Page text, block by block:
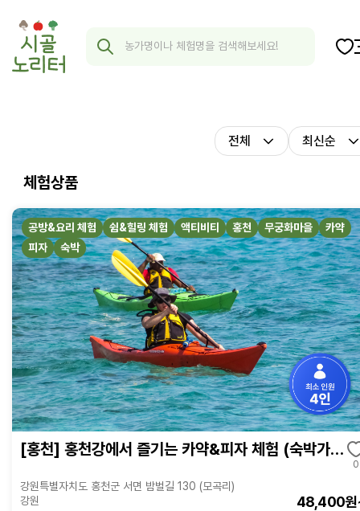
전체 최신순
체험상품
공방&요리 체험 쉼&힐링 체험 액티비티 홍천 무궁화마을
카약
피자
숙박
[홍천] 홍천강에서 즐기는 카약&피자 체험 (숙박가능)
0
강원특별자치도 홍천군 서면 밤벌길 130 (모곡리)
강원
48,400원